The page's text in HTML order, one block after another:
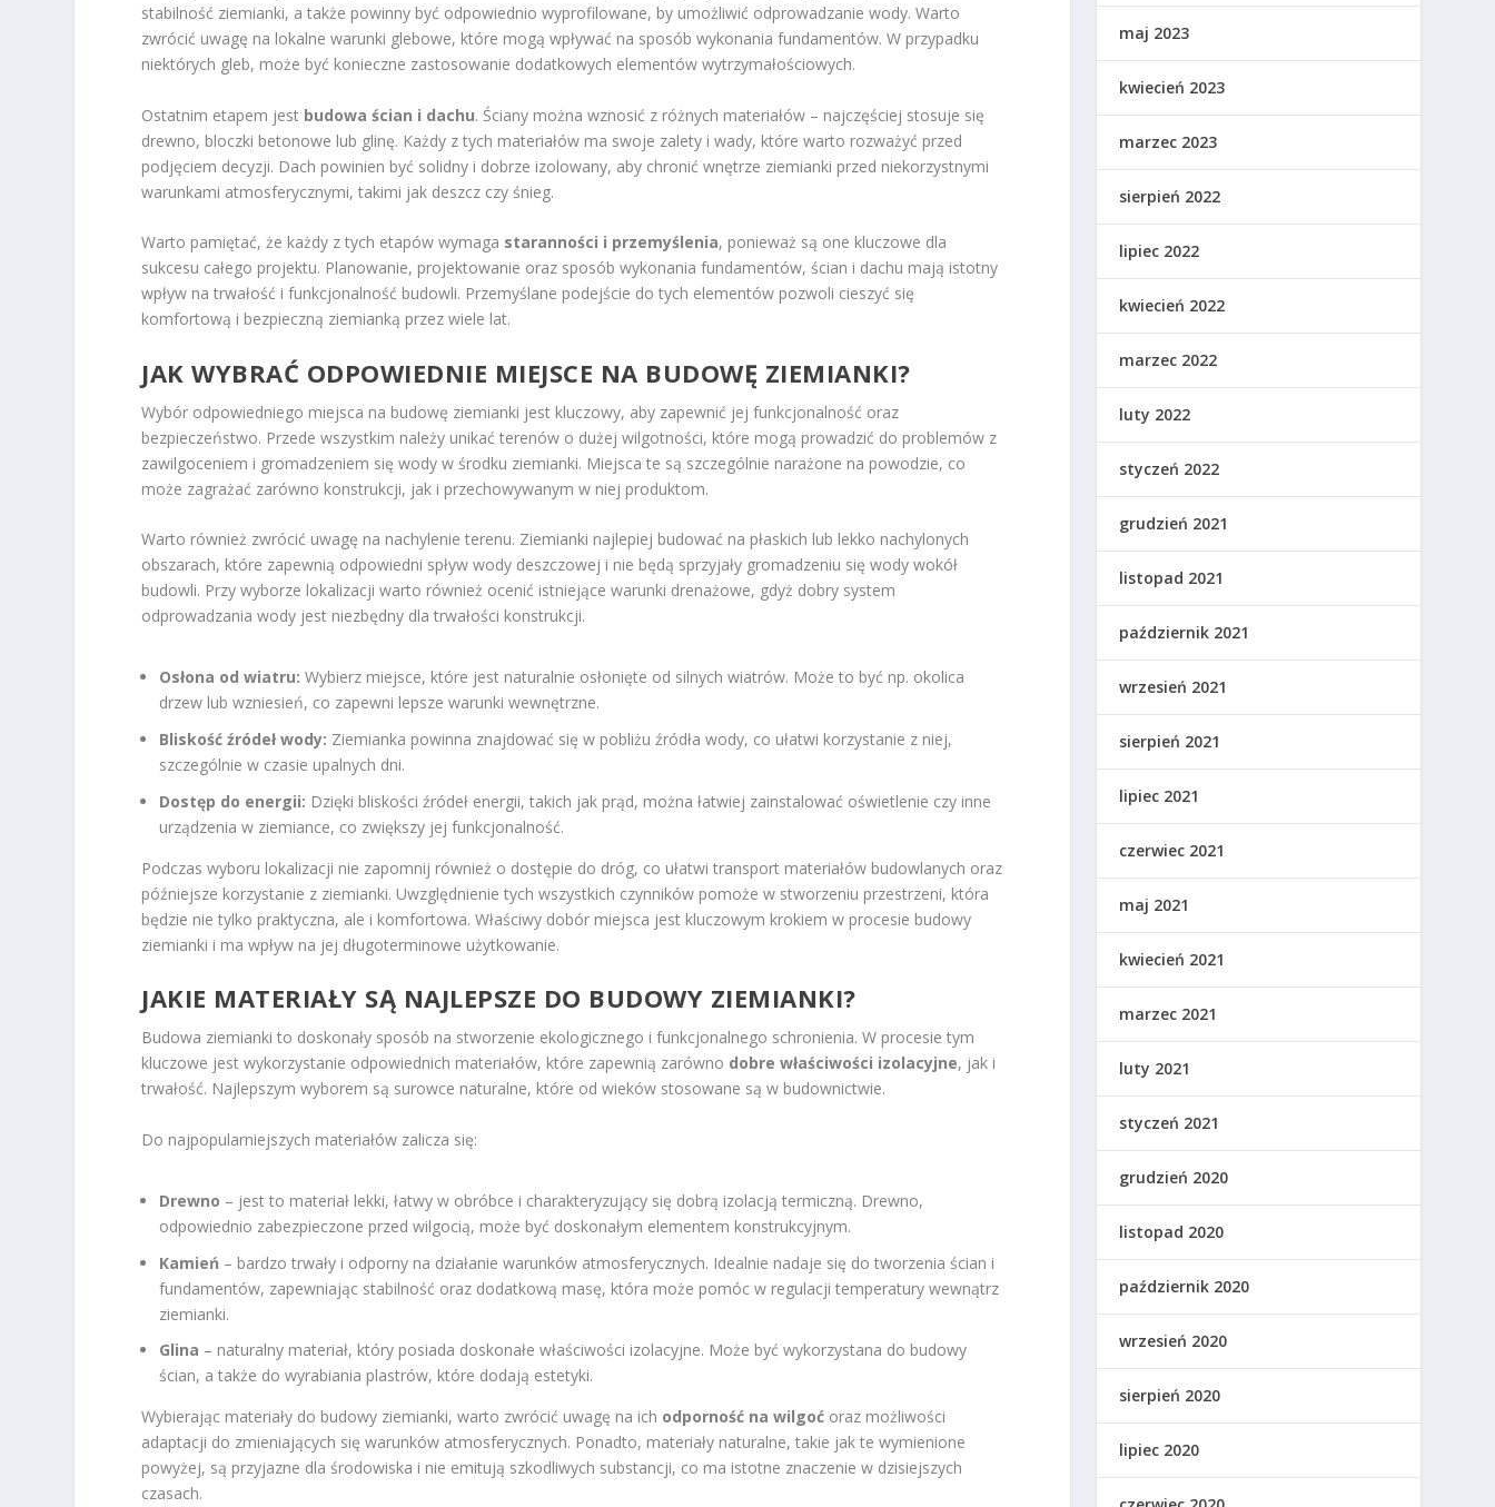
stabilność ziemianki, a także powinny być odpowiednio wyprofilowane, by umożliwić odprowadzanie wody. Warto
zwrócić uwagę na lokalne warunki glebowe, które mogą wpływać na sposób wykonania fundamentów. W przypadku
niektórych gleb, może być konieczne zastosowanie dodatkowych elementów wytrzymałościowych.
Ostatnim etapem jest budowa ścian i dachu. Ściany można wznosić z różnych materiałów – najczęściej stosuje się
drewno, bloczki betonowe lub glinę. Każdy z tych materiałów ma swoje zalety i wady, które warto rozważyć przed
podjęciem decyzji. Dach powinien być solidny i dobrze izolowany, aby chronić wnętrze ziemianki przed niekorzystnymi
warunkami atmosferycznymi, takimi jak deszcz czy śnieg.
Warto pamiętać, że każdy z tych etapów wymaga staranności i przemyślenia, ponieważ są one kluczowe dla
sukcesu całego projektu. Planowanie, projektowanie oraz sposób wykonania fundamentów, ścian i dachu mają istotny
wpływ na trwałość i funkcjonalność budowli. Przemyślane podejście do tych elementów pozwoli cieszyć się
komfortową i bezpieczną ziemianką przez wiele lat.
JAK WYBRAĆ ODPOWIEDNIE MIEJSCE NA BUDOWĘ ZIEMIANKI?
Wybór odpowiedniego miejsca na budowę ziemianki jest kluczowy, aby zapewnić jej funkcjonalność oraz
bezpieczeństwo. Przede wszystkim należy unikać terenów o dużej wilgotności, które mogą prowadzić do problemów z
zawilgoceniem i gromadzeniem się wody w środku ziemianki. Miejsca te są szczególnie narażone na powodzie, co
może zagrażać zarówno konstrukcji, jak i przechowywanym w niej produktom.
Warto również zwrócić uwagę na nachylenie terenu. Ziemianki najlepiej budować na płaskich lub lekko nachylonych
obszarach, które zapewnią odpowiedni spływ wody deszczowej i nie będą sprzyjały gromadzeniu się wody wokół
budowli. Przy wyborze lokalizacji warto również ocenić istniejące warunki drenażowe, gdyż dobry system
odprowadzania wody jest niezbędny dla trwałości konstrukcji.
Osłona od wiatru: Wybierz miejsce, które jest naturalnie osłonięte od silnych wiatrów. Może to być np. okolica
drzew lub wzniesień, co zapewni lepsze warunki wewnętrzne.
Bliskość źródeł wody: Ziemianka powinna znajdować się w pobliżu źródła wody, co ułatwi korzystanie z niej,
szczególnie w czasie upalnych dni.
Dostęp do energii: Dzięki bliskości źródeł energii, takich jak prąd, można łatwiej zainstalować oświetlenie czy inne
urządzenia w ziemiance, co zwiększy jej funkcjonalność.
Podczas wyboru lokalizacji nie zapomnij również o dostępie do dróg, co ułatwi transport materiałów budowlanych oraz
późniejsze korzystanie z ziemianki. Uwzględnienie tych wszystkich czynników pomoże w stworzeniu przestrzeni, która
będzie nie tylko praktyczna, ale i komfortowa. Właściwy dobór miejsca jest kluczowym krokiem w procesie budowy
ziemianki i ma wpływ na jej długoterminowe użytkowanie.
JAKIE MATERIAŁY SĄ NAJLEPSZE DO BUDOWY ZIEMIANKI?
Budowa ziemianki to doskonały sposób na stworzenie ekologicznego i funkcjonalnego schronienia. W procesie tym
kluczowe jest wykorzystanie odpowiednich materiałów, które zapewnią zarówno dobre właściwości izolacyjne, jak i
trwałość. Najlepszym wyborem są surowce naturalne, które od wieków stosowane są w budownictwie.
Do najpopularniejszych materiałów zalicza się:
Drewno – jest to materiał lekki, łatwy w obróbce i charakteryzujący się dobrą izolacją termiczną. Drewno,
odpowiednio zabezpieczone przed wilgocią, może być doskonałym elementem konstrukcyjnym.
Kamień – bardzo trwały i odporny na działanie warunków atmosferycznych. Idealnie nadaje się do tworzenia ścian i
fundamentów, zapewniając stabilność oraz dodatkową masę, która może pomóc w regulacji temperatury wewnątrz
ziemianki.
Glina – naturalny materiał, który posiada doskonałe właściwości izolacyjne. Może być wykorzystana do budowy
ścian, a także do wyrabiania plastrów, które dodają estetyki.
Wybierając materiały do budowy ziemianki, warto zwrócić uwagę na ich odporność na wilgoć oraz możliwości
adaptacji do zmieniających się warunków atmosferycznych. Ponadto, materiały naturalne, takie jak te wymienione
powyżej, są przyjazne dla środowiska i nie emitują szkodliwych substancji, co ma istotne znaczenie w dzisiejszych
czasach.
maj 2023
kwiecień 2023
marzec 2023
sierpień 2022
lipiec 2022
kwiecień 2022
marzec 2022
luty 2022
styczeń 2022
grudzień 2021
listopad 2021
październik 2021
wrzesień 2021
sierpień 2021
lipiec 2021
czerwiec 2021
maj 2021
kwiecień 2021
marzec 2021
luty 2021
styczeń 2021
grudzień 2020
listopad 2020
październik 2020
wrzesień 2020
sierpień 2020
lipiec 2020